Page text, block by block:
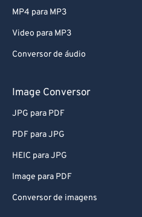
MP4 para MP3
Video para MP3
Conversor de áudio
Image Conversor
JPG para PDF
PDF para JPG
HEIC para JPG
Image para PDF
Conversor de imagens